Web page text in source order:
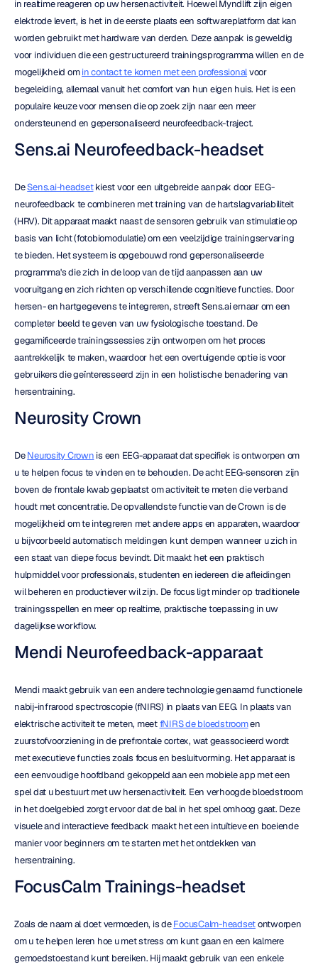
in realtime reageren op uw hersenactiviteit. Hoewel Myndlift zijn eigen
elektrode levert, is het in de eerste plaats een softwareplatform dat kan
worden gebruikt met hardware van derden. Deze aanpak is geweldig
voor individuen die een gestructureerd trainingsprogramma willen en de
mogelijkheid om in contact te komen met een professional voor
begeleiding, allemaal vanuit het comfort van hun eigen huis. Het is een
populaire keuze voor mensen die op zoek zijn naar een meer
ondersteunend en gepersonaliseerd neurofeedback-traject.
Sens.ai Neurofeedback-headset
De Sens.ai-headset kiest voor een uitgebreide aanpak door EEG-
neurofeedback te combineren met training van de hartslagvariabiliteit
(HRV). Dit apparaat maakt naast de sensoren gebruik van stimulatie op
basis van licht (fotobiomodulatie) om een veelzijdige trainingservaring
te bieden. Het systeem is opgebouwd rond gepersonaliseerde
programma's die zich in de loop van de tijd aanpassen aan uw
vooruitgang en zich richten op verschillende cognitieve functies. Door
hersen- en hartgegevens te integreren, streeft Sens.ai ernaar om een
completer beeld te geven van uw fysiologische toestand. De
gegamificeerde trainingssessies zijn ontworpen om het proces
aantrekkelijk te maken, waardoor het een overtuigende optie is voor
gebruikers die geïnteresseerd zijn in een holistische benadering van
hersentraining.
Neurosity Crown
De Neurosity Crown is een EEG-apparaat dat specifiek is ontworpen om
u te helpen focus te vinden en te behouden. De acht EEG-sensoren zijn
boven de frontale kwab geplaatst om activiteit te meten die verband
houdt met concentratie. De opvallendste functie van de Crown is de
mogelijkheid om te integreren met andere apps en apparaten, waardoor
u bijvoorbeeld automatisch meldingen kunt dempen wanneer u zich in
een staat van diepe focus bevindt. Dit maakt het een praktisch
hulpmiddel voor professionals, studenten en iedereen die afleidingen
wil beheren en productiever wil zijn. De focus ligt minder op traditionele
trainingsspellen en meer op realtime, praktische toepassing in uw
dagelijkse workflow.
Mendi Neurofeedback-apparaat
Mendi maakt gebruik van een andere technologie genaamd functionele
nabij-infrarood spectroscopie (fNIRS) in plaats van EEG. In plaats van
elektrische activiteit te meten, meet fNIRS de bloedstroom en
zuurstofvoorziening in de prefrontale cortex, wat geassocieerd wordt
met executieve functies zoals focus en besluitvorming. Het apparaat is
een eenvoudige hoofdband gekoppeld aan een mobiele app met een
spel dat u bestuurt met uw hersenactiviteit. Een verhoogde bloedstroom
in het doelgebied zorgt ervoor dat de bal in het spel omhoog gaat. Deze
visuele and interactieve feedback maakt het een intuïtieve en boeiende
manier voor beginners om te starten met het ontdekken van
hersentraining.
FocusCalm Trainings-headset
Zoals de naam al doet vermoeden, is de FocusCalm-headset ontworpen
om u te helpen leren hoe u met stress om kunt gaan en een kalmere
gemoedstoestand kunt bereiken. Hij maakt gebruik van een enkele